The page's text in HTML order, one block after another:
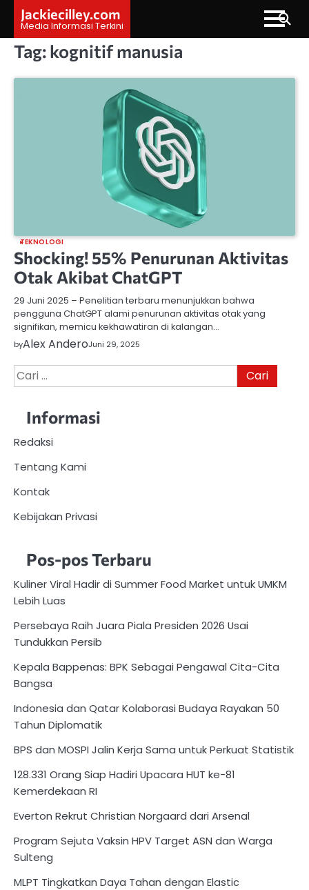
content
Jackiecilley.com
Media Informasi Terkini
Tag:kognitif manusia
TEKNOLOGI
Shocking! 55% Penurunan Aktivitas
Otak Akibat ChatGPT
29 Juni 2025 – Penelitian terbaru menunjukkan bahwa
pengguna ChatGPT alami penurunan aktivitas otak yang
signifikan, memicu kekhawatiran di kalangan…
byAlex AnderoJuni 29, 2025
Cari
untuk:
Informasi
Redaksi
Tentang Kami
Kontak
Kebijakan Privasi
Pos-pos Terbaru
Kuliner Viral Hadir di Summer Food Market untuk UMKM
Lebih Luas
Persebaya Raih Juara Piala Presiden 2026 Usai
Tundukkan Persib
Kepala Bappenas: BPK Sebagai Pengawal Cita-Cita
Bangsa
Indonesia dan Qatar Kolaborasi Budaya Rayakan 50
Tahun Diplomatik
BPS dan MOSPI Jalin Kerja Sama untuk Perkuat Statistik
128.331 Orang Siap Hadiri Upacara HUT ke-81
Kemerdekaan RI
Everton Rekrut Christian Norgaard dari Arsenal
Program Sejuta Vaksin HPV Target ASN dan Warga
Sulteng
MLPT Tingkatkan Daya Tahan dengan Elastic